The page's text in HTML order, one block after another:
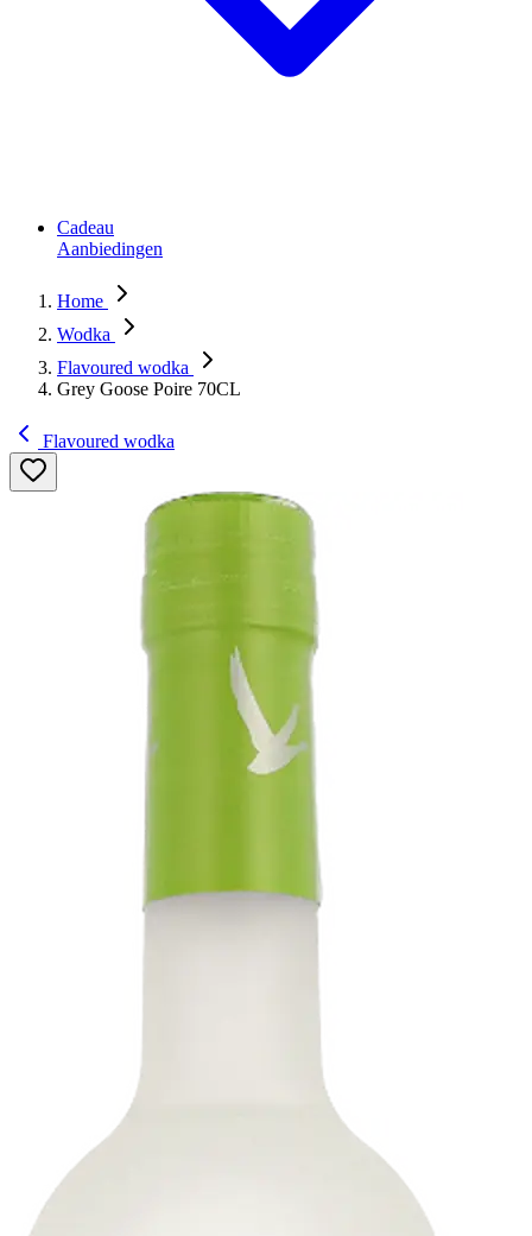
Cadeau
Aanbiedingen
Home
Wodka
Flavoured wodka
Grey Goose Poire 70CL
Flavoured wodka